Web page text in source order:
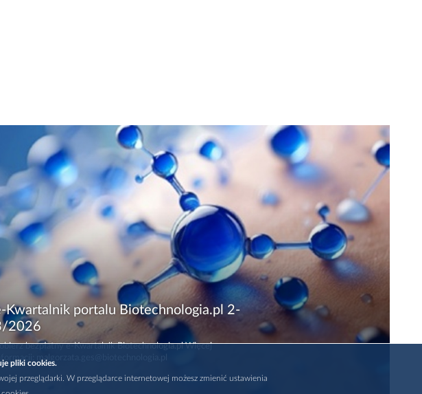
Kwartalnik portalu Biotechnologia.pl 2-
2026
bezpłatny e-Kwartalnik Biotechnologia.pl Więcej
malgorzata.ges@biotechnologia.pl
pliki cookies.
przeglądarki. W przeglądarce internetowej możesz zmienić ustawienia